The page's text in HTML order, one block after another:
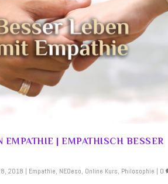
AHNE...
EMPATHIE | EMPATHISCH BESSER
2018 | Empathie, NEOeso, Online Kurs, Philosophie | 0